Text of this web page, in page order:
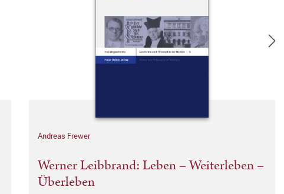
Andreas Frewer
Werner Leibbrand: Leben – Weiterleben –
Überleben